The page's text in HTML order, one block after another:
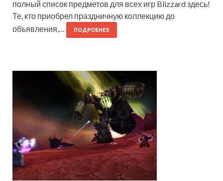
полный список предметов для всех игр Blizzard здесь!
Те, кто приобрел праздничную коллекцию до
объявления,…
ПОДРОБНЕЕ